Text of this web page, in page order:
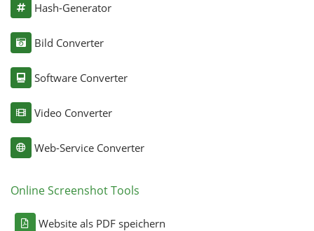
Hash-Generator
Bild Converter
Software Converter
Video Converter
Web-Service Converter
Online Screenshot Tools
Website als PDF speichern